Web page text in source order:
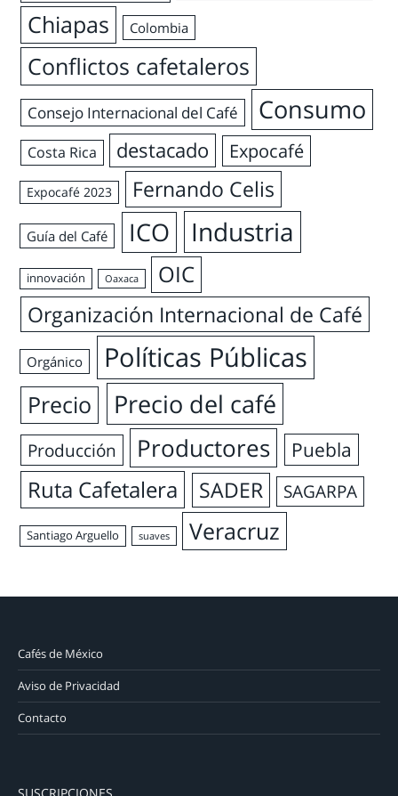
Chiapas Colombia
Conflictos cafetaleros
Consejo Internacional del Café Consumo
Costa Rica destacado Expocafé
Expocafé 2023 Fernando Celis
Guía del Café ICO Industria
innovación Oaxaca
OIC
Organización Internacional de Café
Orgánico Políticas Públicas
Precio Precio del café
Producción Productores Puebla
Ruta Cafetalera SADER SAGARPA
Santiago Arguello suaves Veracruz
Cafés de México
Aviso de Privacidad
Contacto
SUSCRIPCIONES